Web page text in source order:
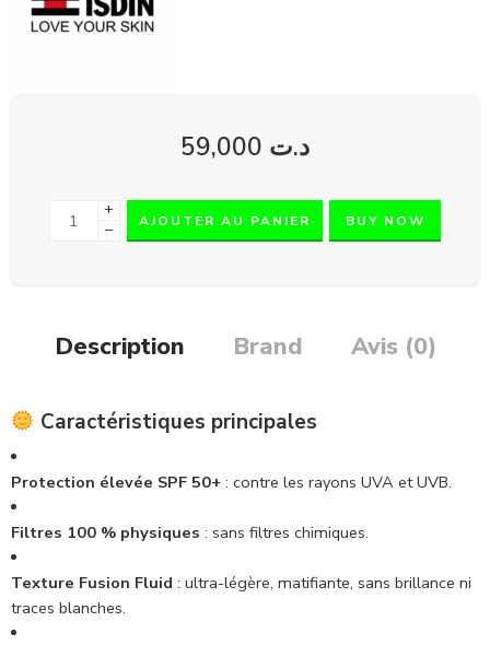
د.ت
+
−
AJOUTER AU PANIER BUY NOW
Description Brand Avis (0)
Caractéristiques principales
Protection élevée SPF 50+ : contre les rayons UVA et UVB.
Filtres 100 % physiques : sans filtres chimiques.
Texture Fusion Fluid : ultra-légère, matifiante, sans brillance ni
traces blanches.